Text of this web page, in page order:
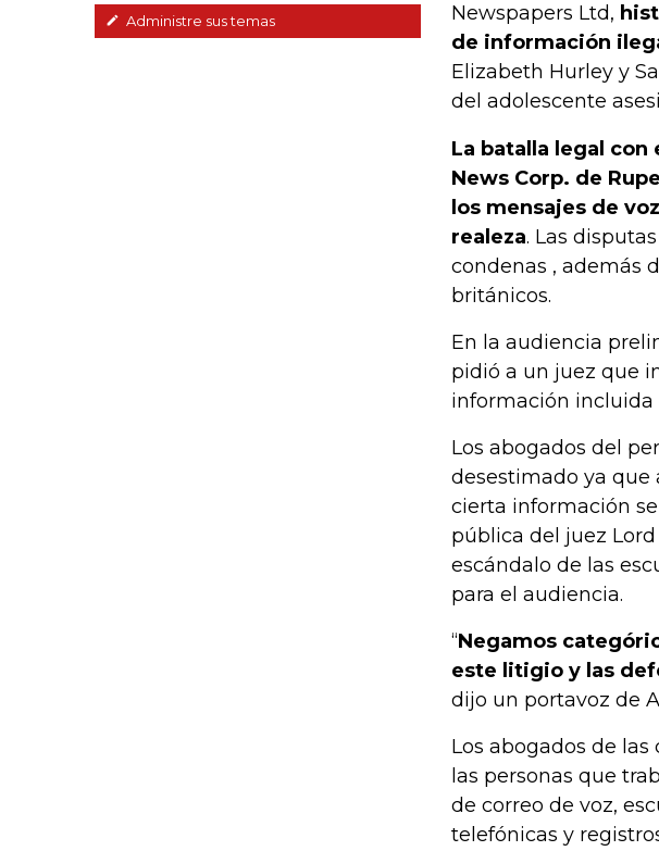
Administre sus temas
Newspapers Ltd,
de información
Elizabeth Hurley y
del adolescente
La batalla legal
News Corp. de
los mensajes de
realeza. Las
condenas , además
británicos.
En la audiencia
pidió a un juez que
información incluida
Los abogados del
desestimado ya que
cierta información
pública del juez Lord
escándalo de las
para el audiencia.
“Negamos
este litigio y las
dijo un portavoz de
Los abogados de las
las personas que
de correo de voz,
telefónicas y